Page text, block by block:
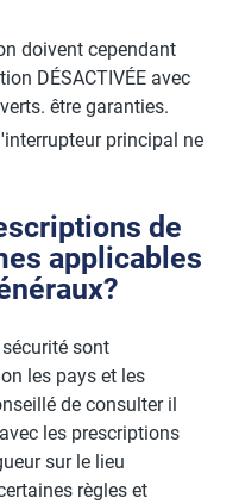
doivent cependant
DÉSACTIVÉE avec
être garanties.
principal ne
de
applicables
sont
les pays et les
de consulter il
les prescriptions
sur le lieu
règles et